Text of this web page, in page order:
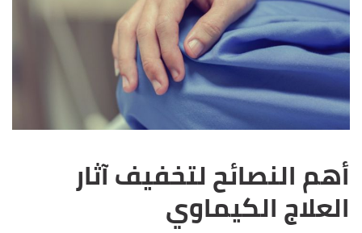
أهم النصائح لتخفيف آثار
العلاج الكيماوي